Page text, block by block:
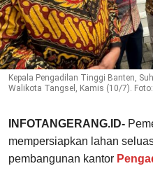
Kepala Pengadilan Tinggi Banten,
Walikota Tangsel, Kamis (10/7).
INFOTANGERANG.ID-
mempersiapkan lahan
pembangunan kantor